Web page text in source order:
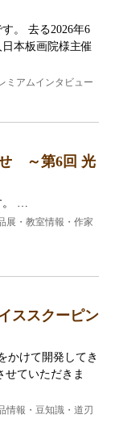
。 去る2026年6
本板画院様主催
ミアムインタビュー
～第6回 光
…
展・教室情報・作家
ススクーピン
かけて開発してき
せていただきま
情報・豆知識・道刃